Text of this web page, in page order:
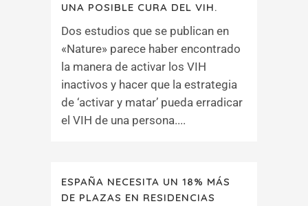
UNA POSIBLE CURA DEL VIH.
Dos estudios que se publican en
«Nature» parece haber encontrado
la manera de activar los VIH
inactivos y hacer que la estrategia
de ‘activar y matar’ pueda erradicar
el VIH de una persona....
ESPAÑA NECESITA UN 18% MÁS
DE PLAZAS EN RESIDENCIAS